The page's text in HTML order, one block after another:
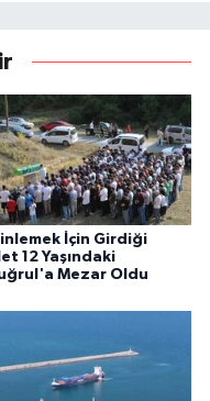
İçin Girdiği
12 Yaşındaki
Mezar Oldu